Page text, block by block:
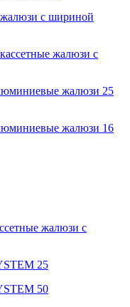
с шириной
жалюзи с
жалюзи 25
жалюзи 16
жалюзи с
25
50